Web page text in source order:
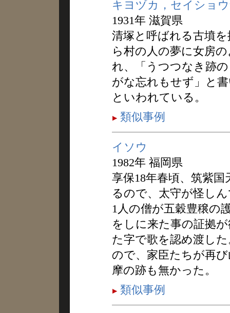
キヨヅカ，セイショ
1931年 滋賀県
清塚と呼ばれる古墳
ら村の人の夢に女房
れ、「うつつなき跡
がな忘れもせず」と
といわれている。
類似事例
イソウ
1982年 福岡県
享保18年春頃、筑紫
るので、太守が怪し
1人の僧が五穀豊穣の
をしに来た事の証拠
た字で歌を認め渡し
ので、家臣たちが再
摩の跡も無かった。
類似事例